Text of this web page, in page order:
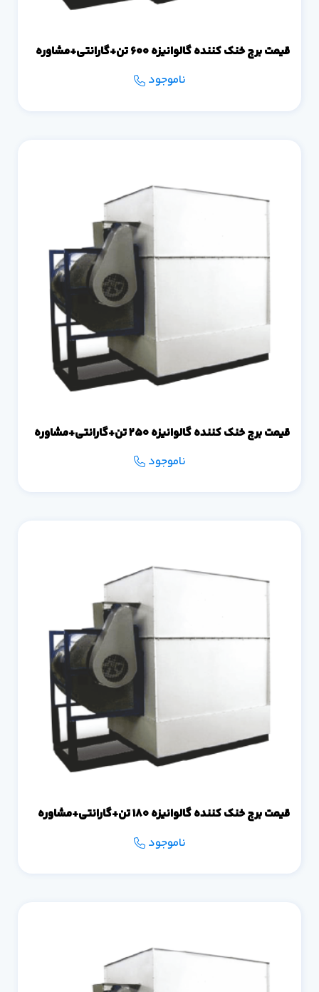
قیمت برج خنک کننده گالوانیزه 600 تن+گارانتی+مشاوره
ناموجود
قیمت برج خنک کننده گالوانیزه 250 تن+گارانتی+مشاوره
ناموجود
قیمت برج خنک کننده گالوانیزه 180 تن+گارانتی+مشاوره
ناموجود